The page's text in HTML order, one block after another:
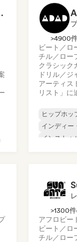
チル／ロー
>4900
ビート／ロ
チル／ロー
クラシック
ドリル／ジ
アーティス
リスト」に
ヒップホッ
インディー
インストゥ
>1300
アフロビー
ビート／ロ
チル／ロー